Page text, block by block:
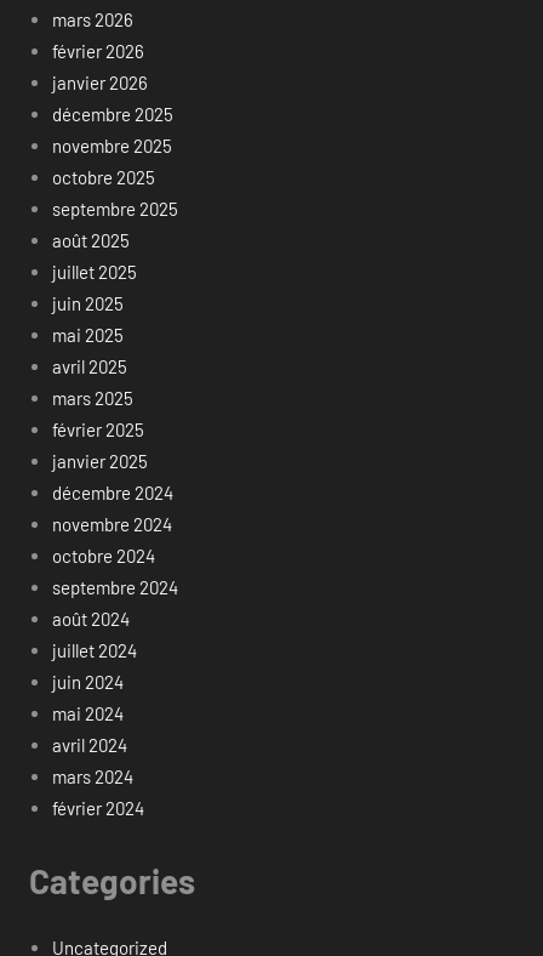
mars 2026
février 2026
janvier 2026
décembre 2025
novembre 2025
octobre 2025
septembre 2025
août 2025
juillet 2025
juin 2025
mai 2025
avril 2025
mars 2025
février 2025
janvier 2025
décembre 2024
novembre 2024
octobre 2024
septembre 2024
août 2024
juillet 2024
juin 2024
mai 2024
avril 2024
mars 2024
février 2024
Categories
Uncategorized